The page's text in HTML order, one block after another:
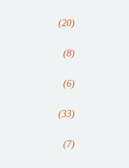
(20)
(8)
(6)
(33)
(7)